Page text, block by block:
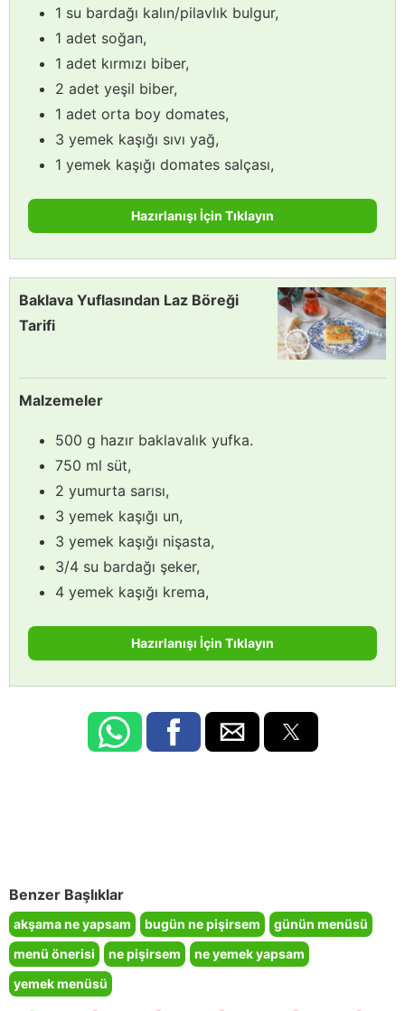
1 su bardağı kalın/pilavlık bulgur,
1 adet soğan,
1 adet kırmızı biber,
2 adet yeşil biber,
1 adet orta boy domates,
3 yemek kaşığı sıvı yağ,
1 yemek kaşığı domates salçası,
Hazırlanışı İçin Tıklayın
Baklava Yuflasından Laz Böreği
Tarifi
Malzemeler
500 g hazır baklavalık yufka.
750 ml süt,
2 yumurta sarısı,
3 yemek kaşığı un,
3 yemek kaşığı nişasta,
3/4 su bardağı şeker,
4 yemek kaşığı krema,
Hazırlanışı İçin Tıklayın
Benzer Başlıklar
akşama ne yapsam bugün ne pişirsem
günün menüsü
menü önerisi
ne pişirsem
ne yemek yapsam
yemek menüsü